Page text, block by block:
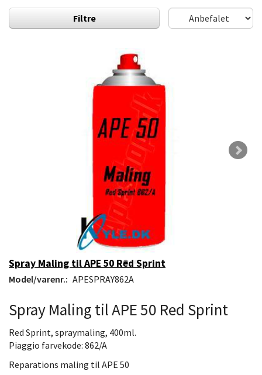
Filtre
Spray Maling til APE 50 Red Sprint
Model/varenr.: APESPRAY862A
Spray Maling til APE 50 Red Sprint
Red Sprint, spraymaling, 400ml.
Piaggio farvekode: 862/A
Reparations maling til APE 50